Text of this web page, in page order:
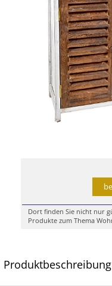
Dort finden Sie nicht nur
Produkte zum Thema
Produktbeschreibung